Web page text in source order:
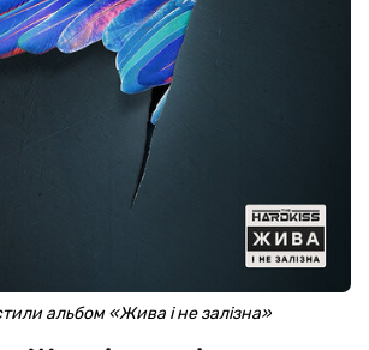
альбом «Жива і не залізна»